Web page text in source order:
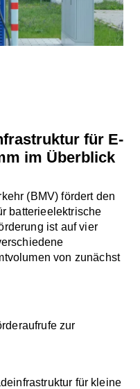
für E-
im Überblick
(BMV) fördert den
batterieelektrische
ist auf vier
von zunächst
zur
für kleine